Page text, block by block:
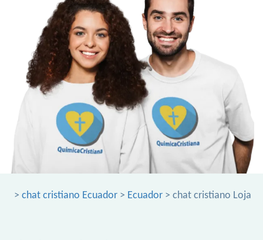
> chat cristiano Ecuador > Ecuador > chat cristiano Loja